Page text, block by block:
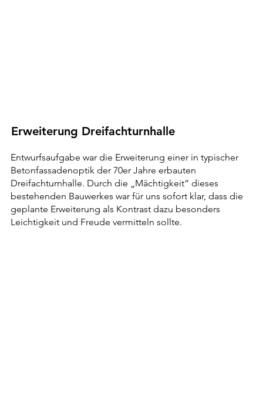
Erweiterung Dreifachturnhalle
Entwurfsaufgabe war die Erweiterung einer in typischer
Betonfassadenoptik der 70er Jahre erbauten
Dreifachturnhalle. Durch die „Mächtigkeit“ dieses
bestehenden Bauwerkes war für uns sofort klar, dass die
geplante Erweiterung als Kontrast dazu besonders
Leichtigkeit und Freude vermitteln sollte.